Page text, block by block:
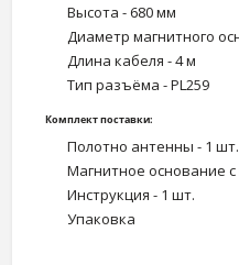
Высота - 680 мм
Диаметр магнитного
Длина кабеля - 4 м
Тип разъёма - PL259
Комплект поставки:
Полотно антенны - 1 шт.
Магнитное основание
Инструкция - 1 шт.
Упаковка